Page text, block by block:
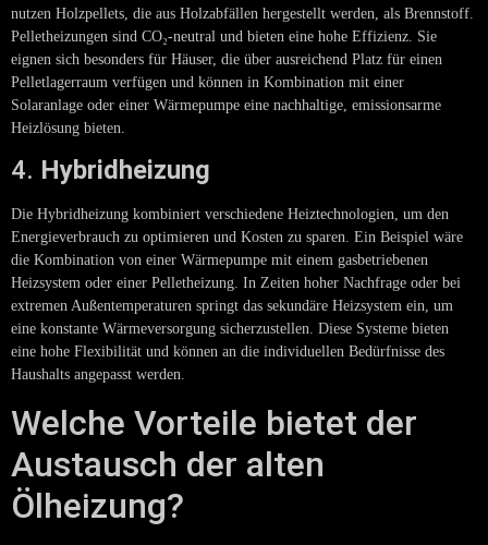
nutzen Holzpellets, die aus Holzabfällen hergestellt werden, als Brennstoff.
Pelletheizungen sind CO₂-neutral und bieten eine hohe Effizienz. Sie
eignen sich besonders für Häuser, die über ausreichend Platz für einen
Pelletlagerraum verfügen und können in Kombination mit einer
Solaranlage oder einer Wärmepumpe eine nachhaltige, emissionsarme
Heizlösung bieten.
4. Hybridheizung
Die Hybridheizung kombiniert verschiedene Heiztechnologien, um den
Energieverbrauch zu optimieren und Kosten zu sparen. Ein Beispiel wäre
die Kombination von einer Wärmepumpe mit einem gasbetriebenen
Heizsystem oder einer Pelletheizung. In Zeiten hoher Nachfrage oder bei
extremen Außentemperaturen springt das sekundäre Heizsystem ein, um
eine konstante Wärmeversorgung sicherzustellen. Diese Systeme bieten
eine hohe Flexibilität und können an die individuellen Bedürfnisse des
Haushalts angepasst werden.
Welche Vorteile bietet der
Austausch der alten
Ölheizung?